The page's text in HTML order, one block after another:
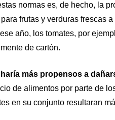
normas es, de hecho, la
frutas y verduras frescas
año, los tomates, por
de cartón.
haría más propensos a
de alimentos por parte de
en su conjunto resultaran